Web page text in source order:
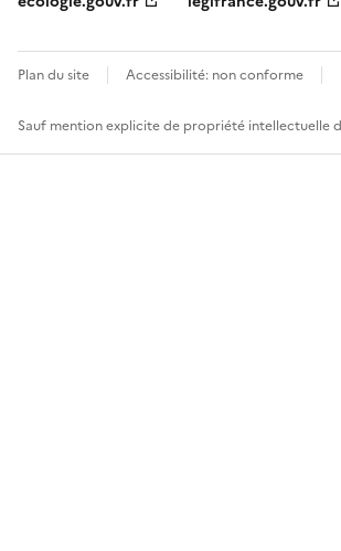
Plan du site Accessibilité: non conforme
Sauf mention explicite de propriété intellectuelle